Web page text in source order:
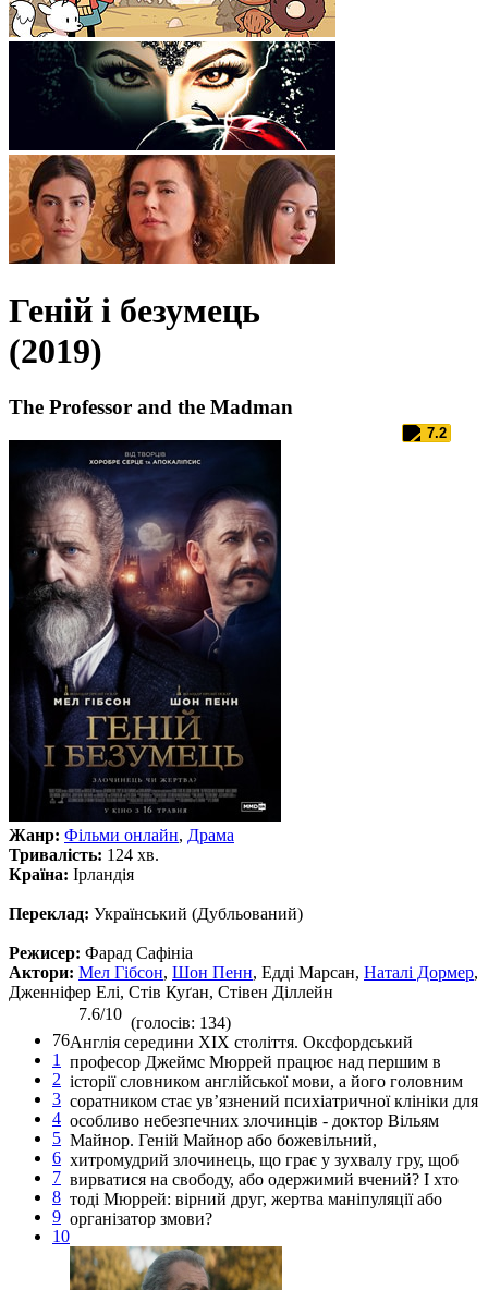
Геній і безумець
(2019)
The Professor and the Madman
7.2
Жанр: Фільми онлайн, Драма
Тривалість: 124 хв.
Країна: Ірландія
Переклад: Український (Дубльований)
Режисер: Фарад Сафініа
Актори: Мел Гібсон, Шон Пенн, Едді Марсан, Наталі Дормер,
Дженніфер Елі, Стів Куґан, Стівен Діллейн
76
1
2
3
4
5
6
7
8
9
10
7.6/10 (голосів: 134)
Англія середини XIX століття. Оксфордський
професор Джеймс Мюррей працює над першим в
історії словником англійської мови, а його головним
соратником стає ув’язнений психіатричної клініки для
особливо небезпечних злочинців - доктор Вільям
Майнор. Геній Майнор або божевільний,
хитромудрий злочинець, що грає у зухвалу гру, щоб
вирватися на свободу, або одержимий вчений? І хто
тоді Мюррей: вірний друг, жертва маніпуляції або
організатор змови?